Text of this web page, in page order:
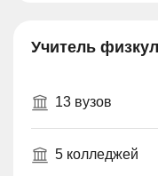
Учитель
13 вузов
5 колледжей